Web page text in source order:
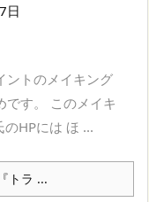
日
ントのメイキング
です。 このメイキ
HPには ほ ...
トラ ...